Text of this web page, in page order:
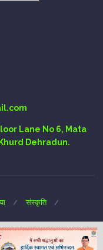
Lane No 6, Mata
Dehradun.
संस्कृति